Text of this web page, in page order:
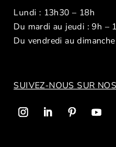
Lundi : 13h30 – 18h
Du mardi au jeudi : 9h –
Du vendredi au
SUIVEZ-NOUS SUR